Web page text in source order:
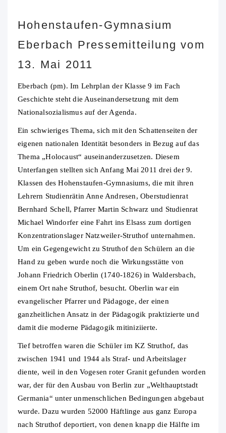
Hohenstaufen-Gymnasium
Eberbach Pressemitteilung vom
13. Mai 2011
Eberbach (pm). Im Lehrplan der Klasse 9 im Fach
Geschichte steht die Auseinandersetzung mit dem
Nationalsozialismus auf der Agenda.
Ein schwieriges Thema, sich mit den Schattenseiten der
eigenen nationalen Identität besonders in Bezug auf das
Thema „Holocaust“ auseinanderzusetzen. Diesem
Unterfangen stellten sich Anfang Mai 2011 drei der 9.
Klassen des Hohenstaufen-Gymnasiums, die mit ihren
Lehrern Studienrätin Anne Andresen, Oberstudienrat
Bernhard Schell, Pfarrer Martin Schwarz und Studienrat
Michael Windorfer eine Fahrt ins Elsass zum dortigen
Konzentrationslager Natzweiler-Struthof unternahmen.
Um ein Gegengewicht zu Struthof den Schülern an die
Hand zu geben wurde noch die Wirkungsstätte von
Johann Friedrich Oberlin (1740-1826) in Waldersbach,
einem Ort nahe Struthof, besucht. Oberlin war ein
evangelischer Pfarrer und Pädagoge, der einen
ganzheitlichen Ansatz in der Pädagogik praktizierte und
damit die moderne Pädagogik mitiniziierte.
Tief betroffen waren die Schüler im KZ Struthof, das
zwischen 1941 und 1944 als Straf- und Arbeitslager
diente, weil in den Vogesen roter Granit gefunden worden
war, der für den Ausbau von Berlin zur „Welthauptstadt
Germania“ unter unmenschlichen Bedingungen abgebaut
wurde. Dazu wurden 52000 Häftlinge aus ganz Europa
nach Struthof deportiert, von denen knapp die Hälfte im